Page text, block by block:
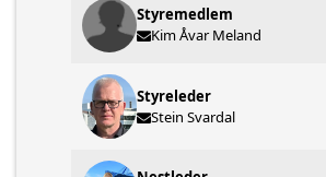
Styremedlem
Kim Åvar Meland
Styreleder
Stein Svardal